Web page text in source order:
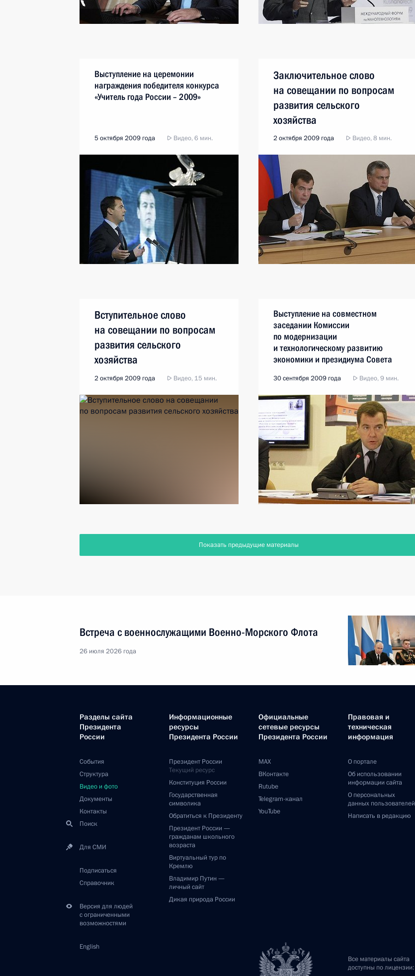
Выступление на церемонии
награждения победителя конкурса
«Учитель года России – 2009»
5 октября 2009 года Видео, 6 мин.
Заключительное слово
на совещании по вопросам
развития сельского
хозяйства
2 октября 2009 года Видео, 8 мин.
Вступительное слово
на совещании по вопросам
развития сельского
хозяйства
2 октября 2009 года Видео, 15 мин.
Выступление на совместном
заседании Комиссии
по модернизации
и технологическому развитию
экономики и президиума Совета
и образованию
30 сентября 2009 года Видео, 9 мин.
Показать предыдущие материалы
Встреча с военнослужащими Военно-Морского Флота
26 июля 2026 года
Разделы сайта
Президента
России
События
Структура
Видео и фото
Документы
Контакты
Поиск
Для СМИ
Подписаться
Справочник
Версия для людей
с ограниченными
возможностями
English
Информационные
ресурсы
Президента России
Президент России
Текущий ресурс
Конституция России
Государственная
символика
Обратиться к Президенту
Президент России —
гражданам школьного
возраста
Виртуальный тур по
Кремлю
Владимир Путин —
личный сайт
Дикая природа России
Официальные
сетевые ресурсы
Президента России
MAX
ВКонтакте
Rutube
Telegram-канал
YouTube
Правовая и
техническая
информация
О портале
Об использовании
информации сайта
О персональных
данных пользователей
Написать в редакцию
Все материалы сайта
доступны по лицензии: